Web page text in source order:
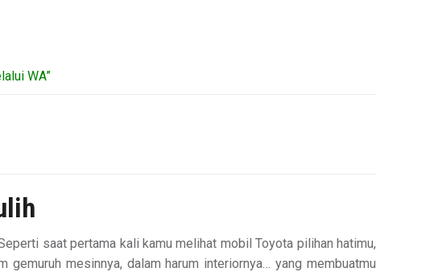
WA”
saat pertama kali kamu melihat mobil Toyota pilihan hatimu,
mesinnya, dalam harum interiornya… yang membuatmu